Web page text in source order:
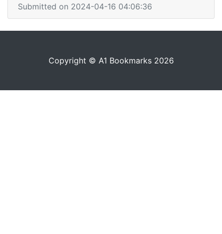
Submitted on 2024-04-16 04:06:36
Copyright © A1 Bookmarks 2026